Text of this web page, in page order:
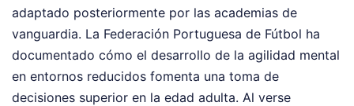
adaptado posteriormente por las academias de
vanguardia. La Federación Portuguesa de Fútbol ha
documentado cómo el desarrollo de la agilidad mental
en entornos reducidos fomenta una toma de
decisiones superior en la edad adulta. Al verse